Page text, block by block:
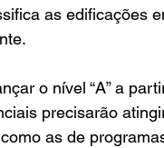
as edificações
o nível “A” a
precisarão
as de